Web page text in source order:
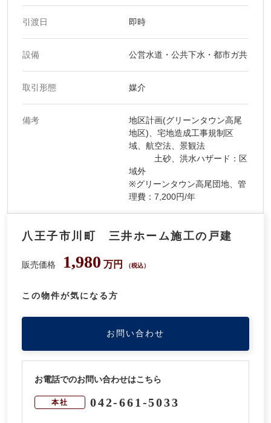
引渡日 即時
設備 公営水道・公共下水・都市ガ共
取引形態 媒介
備考
地区計画(グリーンタウン高尾
地区)、宅地造成工事規制区
域、航空法、景観法
土砂、洪水ハザード：区
域外
※グリーンタウン高尾団地、管
理費：7,200円/年
八王子市川町 三井ホーム施工の戸建
販売価格 1,980 万円 （税込）
この物件が気になる方
お問い合わせ
お電話でのお問い合わせはこちら
本社 042-661-5033